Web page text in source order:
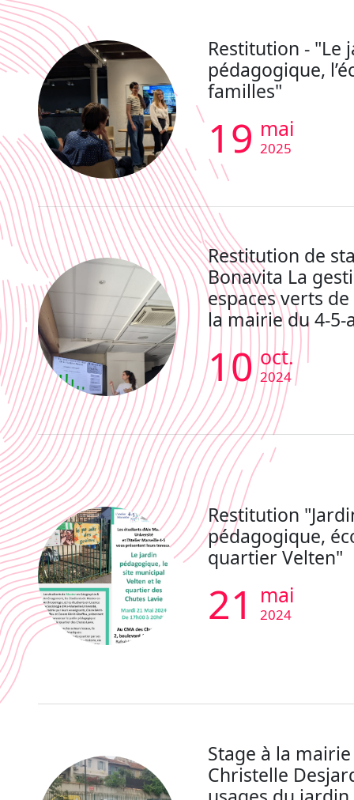
Restitution - "Le
pédagogique,
familles"
19 mai
2025
Restitution de
Bonavita La
espaces verts
la mairie du 4-5-
10 oct.
2024
Restitution
pédagogique,
quartier Velten"
21 mai
2024
Stage à la
Christelle